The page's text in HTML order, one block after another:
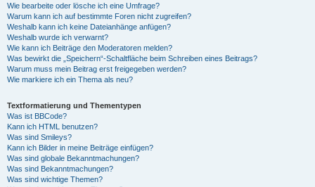
Wie bearbeite oder lösche ich eine Umfrage?
Warum kann ich auf bestimmte Foren nicht zugreifen?
Weshalb kann ich keine Dateianhänge anfügen?
Weshalb wurde ich verwarnt?
Wie kann ich Beiträge den Moderatoren melden?
Was bewirkt die „Speichern“-Schaltfläche beim Schreiben eines Beitrags?
Warum muss mein Beitrag erst freigegeben werden?
Wie markiere ich ein Thema als neu?
Textformatierung und Thementypen
Was ist BBCode?
Kann ich HTML benutzen?
Was sind Smileys?
Kann ich Bilder in meine Beiträge einfügen?
Was sind globale Bekanntmachungen?
Was sind Bekanntmachungen?
Was sind wichtige Themen?